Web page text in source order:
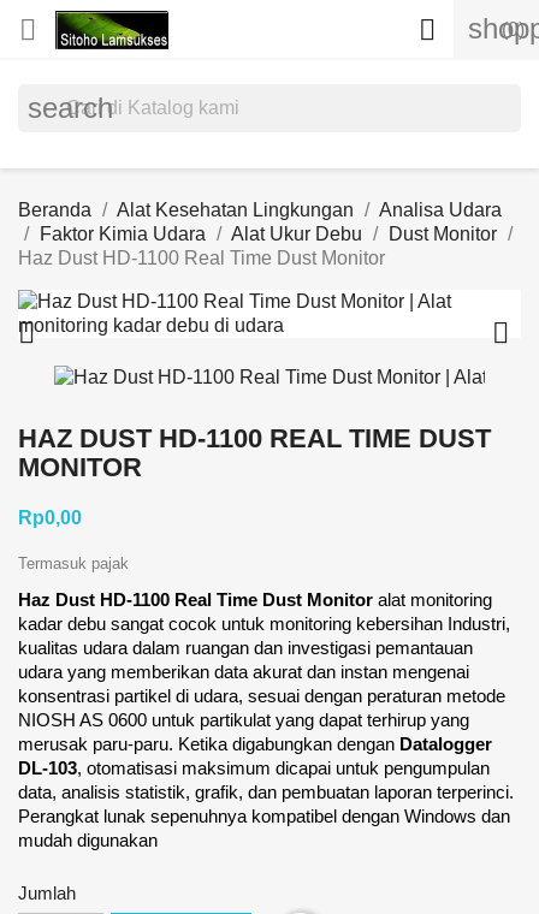
 (0)

search
Beranda Alat Kesehatan Lingkungan
Analisa Udara
Faktor Kimia Udara
Alat Ukur Debu
Dust Monitor
Haz Dust HD-1100 Real Time Dust Monitor
 
HAZ DUST HD-1100 REAL TIME DUST
MONITOR
Rp0,00
Termasuk pajak
Haz Dust HD-1100 Real Time Dust Monitor alat monitoring
kadar debu sangat cocok untuk monitoring kebersihan Industri,
kualitas udara dalam ruangan dan investigasi pemantauan
udara yang memberikan data akurat dan instan mengenai
konsentrasi partikel di udara, sesuai dengan peraturan metode
NIOSH AS 0600 untuk partikulat yang dapat terhirup yang
merusak paru-paru. Ketika digabungkan dengan Datalogger
DL-103, otomatisasi maksimum dicapai untuk pengumpulan
data, analisis statistik, grafik, dan pembuatan laporan terperinci.
Perangkat lunak sepenuhnya kompatibel dengan Windows dan
mudah digunakan
Jumlah